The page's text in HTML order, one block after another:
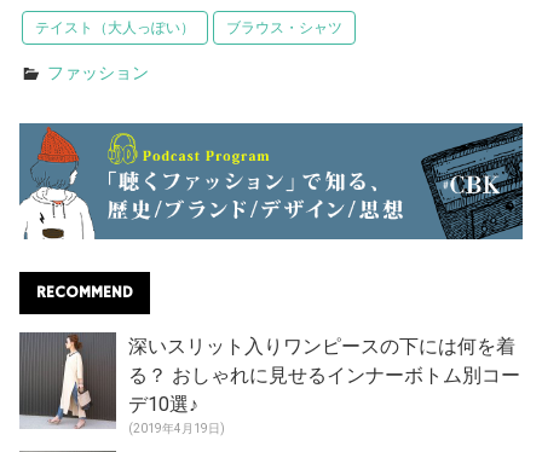
テイスト（大人っぽい） ブラウス・シャツ
ファッション
RECOMMEND
深いスリット入りワンピースの下には何を着
る？ おしゃれに見せるインナーボトム別コー
デ10選♪
(2019年4月19日)